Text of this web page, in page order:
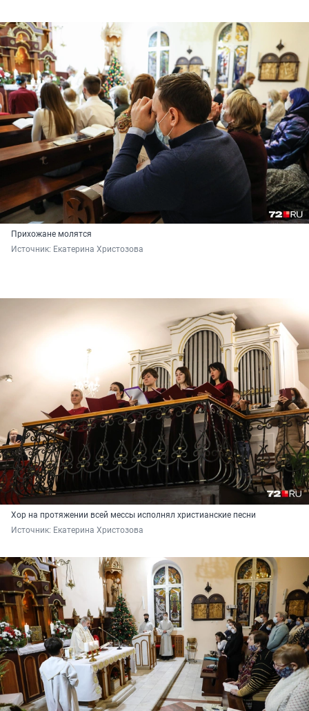
Прихожане молятся
Источник: Екатерина Христозова
Хор на протяжении всей мессы исполнял христианские песни
Источник: Екатерина Христозова